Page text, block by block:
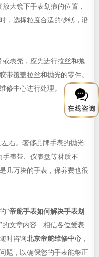
大镜下手表划痕的位置，
，选择粒度合适的砂纸，沿
表壳，应先进行拉丝和抛
带覆盖拉丝和抛光的零件。
修中心进行处理。
右。奢侈品牌手表的抛光
手表带、仪表盘等材质不
几万块的手表，保养费也很
“帝舵手表如何解决手表划
”的文章内容，相信各位爱表
时咨询北京帝舵维修中心，
题，以确保您的手表能够正